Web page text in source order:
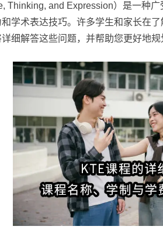
Thinking, and Expression）是一种
学术表达技巧。许多学生和家长在
细解答这些问题，并帮助您更好地规